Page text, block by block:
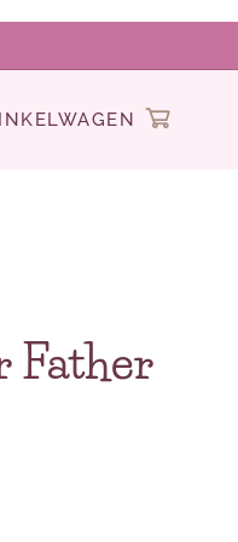
Father